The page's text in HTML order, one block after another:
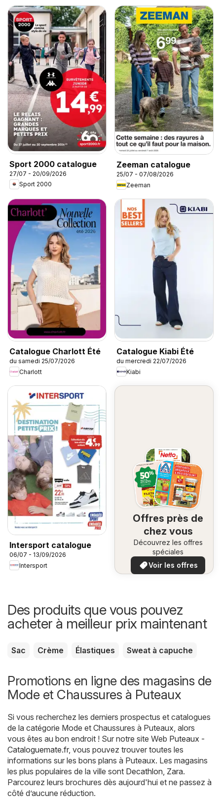
Sport 2000 catalogue
27/07 - 20/09/2026
Sport 2000
Zeeman catalogue
25/07 - 07/08/2026
Zeeman
Catalogue Charlott Été
du samedi 25/07/2026
Charlott
Catalogue Kiabi Été
du mercredi 22/07/2026
Kiabi
Intersport catalogue
06/07 - 13/09/2026
Intersport
Offres près de
chez vous
Découvrez les offres
spéciales
Voir les offres
Des produits que vous pouvez
acheter à meilleur prix maintenant
Sac Crème Élastiques Sweat à capuche
Promotions en ligne des magasins de
Mode et Chaussures à Puteaux
Si vous recherchez les derniers prospectus et catalogues
de la catégorie Mode et Chaussures à Puteaux, alors
vous êtes au bon endroit ! Sur notre site Web Puteaux -
Cataloguemate.fr, vous pouvez trouver toutes les
informations sur les bons plans à Puteaux. Les magasins
les plus populaires de la ville sont Decathlon, Zara.
Parcourez leurs brochures dès aujourd'hui et ne passez à
côté d’aucune réduction.